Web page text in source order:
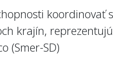
koordinovať
krajín,
(Smer-SD)